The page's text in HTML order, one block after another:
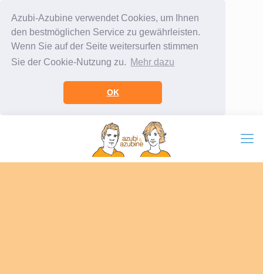
Azubi-Azubine verwendet Cookies, um Ihnen
den bestmöglichen Service zu gewährleisten.
Wenn Sie auf der Seite weitersurfen stimmen
Sie der Cookie-Nutzung zu. Mehr dazu
OK